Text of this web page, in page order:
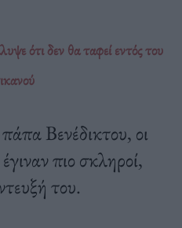
ότι δεν θα ταφεί εντός του
Βενέδικτου, οι
πιο σκληροί,
του.